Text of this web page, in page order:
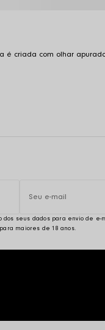
criada com olhar
dos seus dados para envio de e-